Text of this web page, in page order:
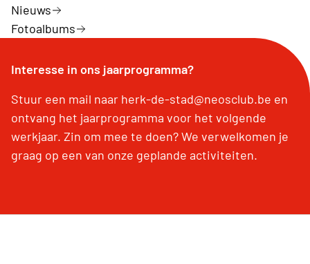
Nieuws
Fotoalbums
Interesse in ons jaarprogramma?
Stuur een mail naar herk-de-stad@neosclub.be en
ontvang het jaarprogramma voor het volgende
werkjaar. Zin om mee te doen? We verwelkomen je
graag op een van onze geplande activiteiten.